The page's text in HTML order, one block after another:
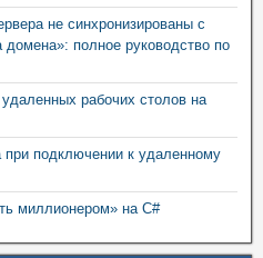
не синхронизированы с
домена»: полное руководство по
рабочих столов на
подключении к удаленному
миллионером» на C#